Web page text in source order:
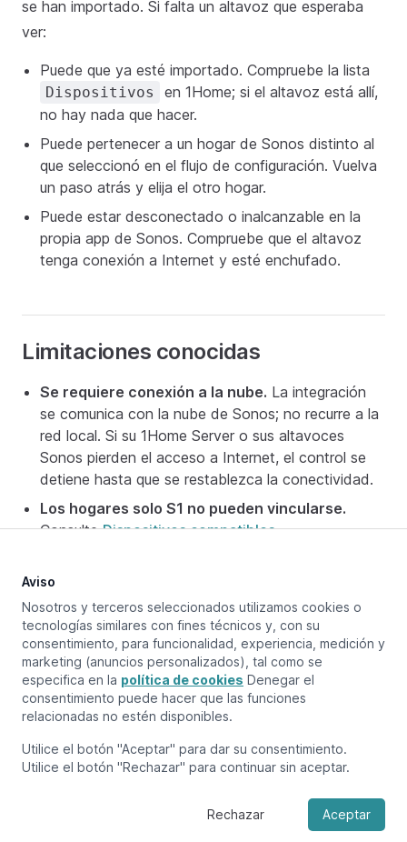
se han importado. Si falta un altavoz que esperaba
ver:
Puede que ya esté importado. Compruebe la lista
Dispositivos
en 1Home; si el altavoz está allí,
no hay nada que hacer.
Puede pertenecer a un hogar de Sonos distinto al
que seleccionó en el flujo de configuración. Vuelva
un paso atrás y elija el otro hogar.
Puede estar desconectado o inalcanzable en la
propia app de Sonos. Compruebe que el altavoz
tenga conexión a Internet y esté enchufado.
Limitaciones conocidas
Se requiere conexión a la nube. La integración
se comunica con la nube de Sonos; no recurre a la
red local. Si su 1Home Server o sus altavoces
Sonos pierden el acceso a Internet, el control se
detiene hasta que se restablezca la conectividad.
Los hogares solo S1 no pueden vincularse.
ConsulteDispositivos compatibles.
Actualizado en:April 30, 2026
Página anterior
Control desde KNX
Próxima página
Vista general
Aviso
Nosotros y terceros seleccionados utilizamos cookies o
tecnologías similares con fines técnicos y, con su
consentimiento, para funcionalidad, experiencia, medición y
marketing (anuncios personalizados), tal como se
especifica en la política de cookies Denegar el
consentimiento puede hacer que las funciones
relacionadas no estén disponibles.
Utilice el botón "Aceptar" para dar su consentimiento.
Utilice el botón "Rechazar" para continuar sin aceptar.
Rechazar Aceptar